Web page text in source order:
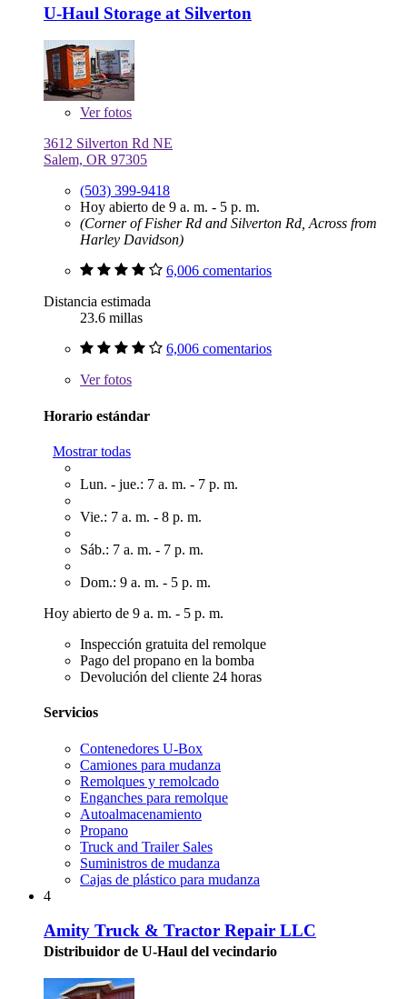
U-Haul Storage at Silverton
Verfotos
3612 Silverton Rd NE
Salem, OR 97305
(503) 399-9418
Hoy abierto de 9 a. m. - 5 p. m.
(Corner of Fisher Rd and Silverton Rd, Across from
Harley Davidson)
6,006 comentarios
Distancia estimada
23.6 millas
6,006 comentarios
Verfotos
Horario estándar
Mostrar todas
Lun. - jue.: 7 a. m. - 7 p. m.
Vie.: 7 a. m. - 8 p. m.
Sáb.: 7 a. m. - 7 p. m.
Dom.: 9 a. m. - 5 p. m.
Hoy abierto de 9 a. m. - 5 p. m.
Inspección gratuita del remolque
Pago del propano en la bomba
Devolución del cliente 24 horas
Servicios
Contenedores U-Box
Camiones para mudanza
Remolques y remolcado
Enganches para remolque
Autoalmacenamiento
Propano
Truck and Trailer Sales
Suministros de mudanza
Cajas de plástico para mudanza
4
Amity Truck & Tractor Repair LLC
Distribuidor de U-Haul del vecindario